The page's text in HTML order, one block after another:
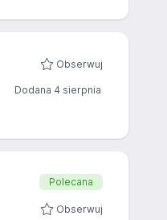
Obserwuj
Dodana 4 sierpnia
Polecana
Obserwuj